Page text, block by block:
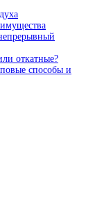
откатные?
способы и